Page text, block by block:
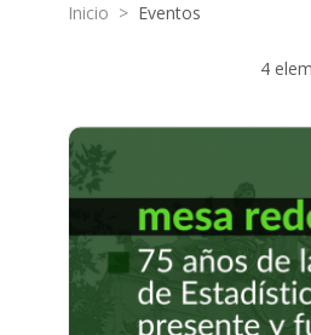
Inicio > Eventos
4